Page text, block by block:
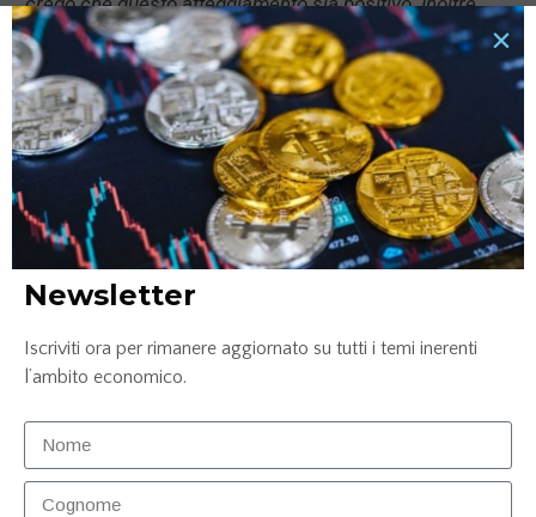
conto anche molto sul fatto che la Cina da marzo possa
ripartire”
News correlate...
Newsletter
Iscriviti ora per rimanere aggiornato su tutti i temi inerenti
l’ambito economico.